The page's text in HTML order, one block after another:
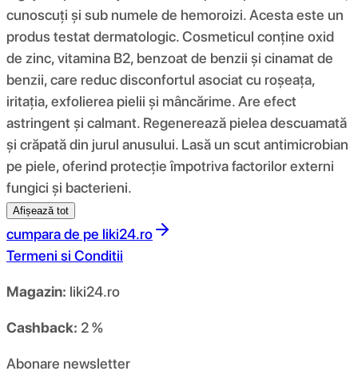
cunoscuți și sub numele de hemoroizi. Acesta este un
produs testat dermatologic. Cosmeticul conține oxid
de zinc, vitamina B2, benzoat de benzii și cinamat de
benzii, care reduc disconfortul asociat cu roșeața,
iritația, exfolierea pielii și mâncărime. Are efect
astringent și calmant. Regenerează pielea descuamată
și crăpată din jurul anusului. Lasă un scut antimicrobian
pe piele, oferind protecție împotriva factorilor externi
fungici și bacterieni.
Afișează tot
cumpara de pe liki24.ro
Termeni si Conditii
Magazin: liki24.ro
Cashback: 2 %
Abonare newsletter